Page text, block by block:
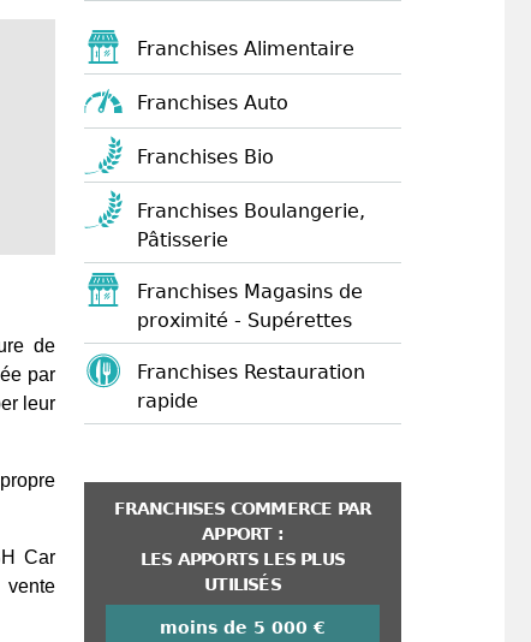
de
par
leur
Car
Franchises Alimentaire
Franchises Auto
Franchises Bio
Franchises Boulangerie,
Pâtisserie
Franchises Magasins de
proximité - Supérettes
Franchises Restauration
rapide
FRANCHISES COMMERCE PAR
APPORT :
LES APPORTS LES PLUS
UTILISÉS
moins de 5 000 €